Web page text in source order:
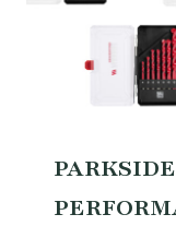
PARKSIDE